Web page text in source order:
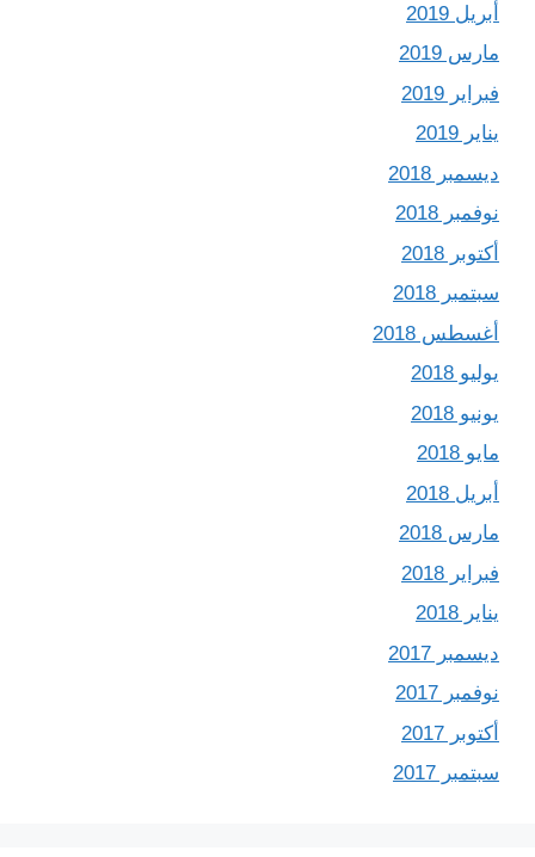
أبريل 2019
مارس 2019
فبراير 2019
يناير 2019
ديسمبر 2018
نوفمبر 2018
أكتوبر 2018
سبتمبر 2018
أغسطس 2018
يوليو 2018
يونيو 2018
مايو 2018
أبريل 2018
مارس 2018
فبراير 2018
يناير 2018
ديسمبر 2017
نوفمبر 2017
أكتوبر 2017
سبتمبر 2017